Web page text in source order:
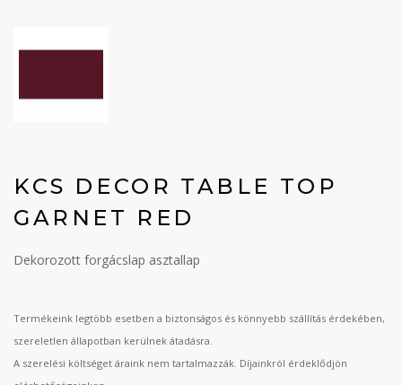
KCS DECOR TABLE TOP
GARNET RED
Dekorozott forgácslap asztallap
Termékeink legtöbb esetben a biztonságos és könnyebb szállítás érdekében,
szereletlen állapotban kerülnek átadásra.
A szerelési költséget áraink nem tartalmazzák. Díjainkról érdeklődjön